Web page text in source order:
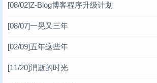
[08/02]Z-Blog博客程序升级计划
[08/07]一晃又三年
[02/09]五年这些年
[11/20]消逝的时光